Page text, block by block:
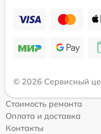
© 2026 Сервисный
Стоимость ремонта
Оплата и доставка
Контакты